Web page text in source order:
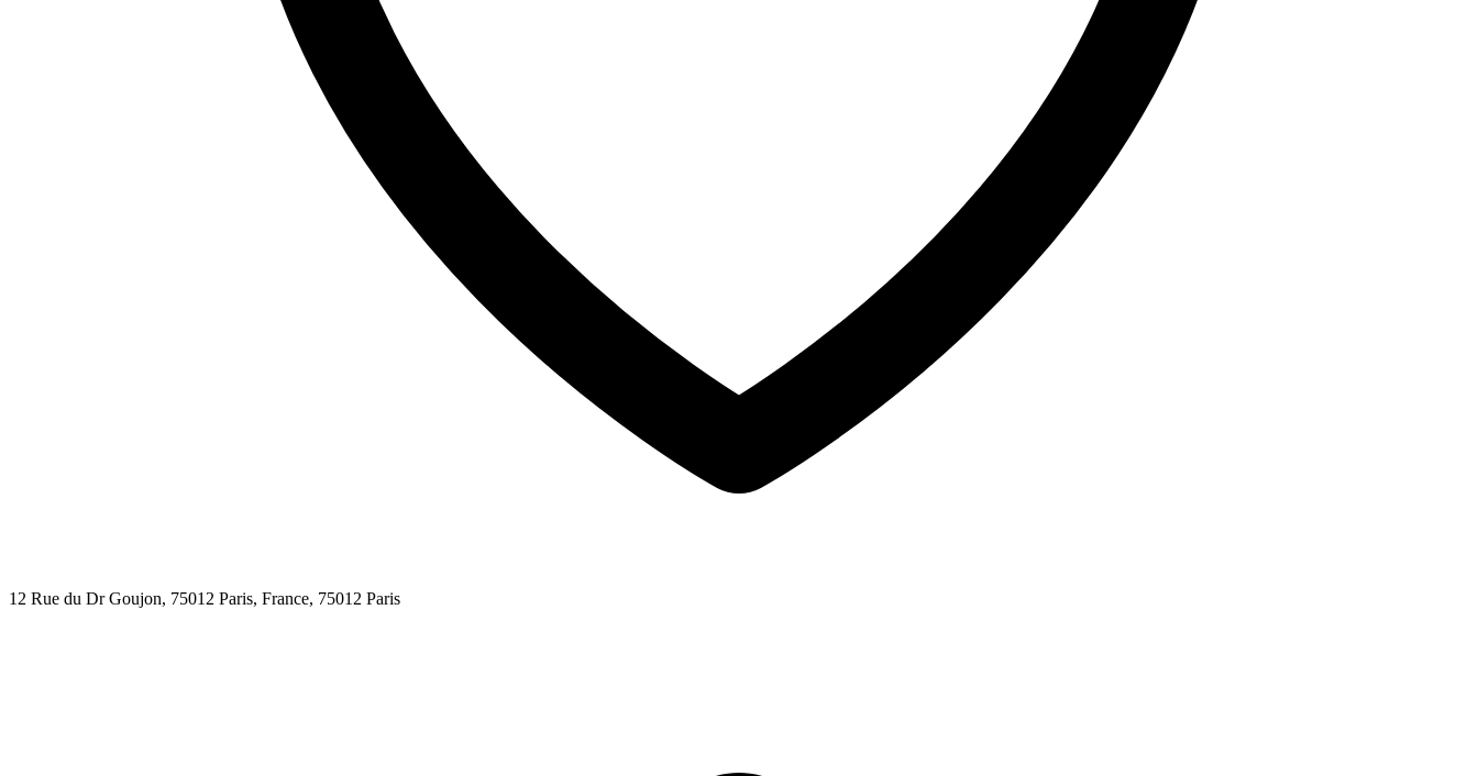
12 Rue du Dr Goujon, 75012 Paris, France, 75012 Paris